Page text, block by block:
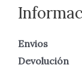
Envios
Devolución